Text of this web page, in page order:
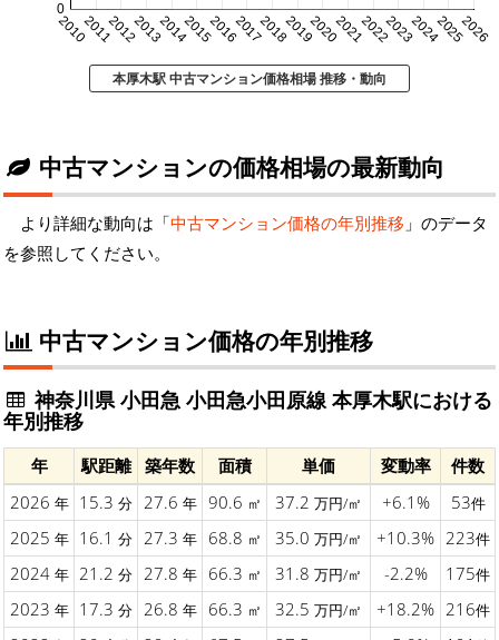
20102011201220132014201520162017201820192020202120222023202420252026
0
本厚木駅 中古マンション価格相場 推移・動向
中古マンションの価格相場の最新動向
より詳細な動向は「中古マンション価格の年別推移 」のデータ
を参照してください。
中古マンション価格の年別推移
神奈川県 小田急 小田急小田原線 本厚木駅における
年別推移
年 駅距離 築年数 面積 単価 変動率
件数
2026 年 15.3 分 27.6 年 90.6 ㎡ 37.2 万円/㎡ +6.1% 53件
2025 年 16.1 分 27.3 年 68.8 ㎡ 35.0 万円/㎡ +10.3% 223件
2024 年 21.2 分 27.8 年 66.3 ㎡ 31.8 万円/㎡ -2.2% 175件
2023 年 17.3 分 26.8 年 66.3 ㎡ 32.5 万円/㎡ +18.2% 216件